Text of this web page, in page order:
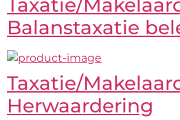
Taxatie/
Balanstaxatie
Taxatie/
Herwaardering